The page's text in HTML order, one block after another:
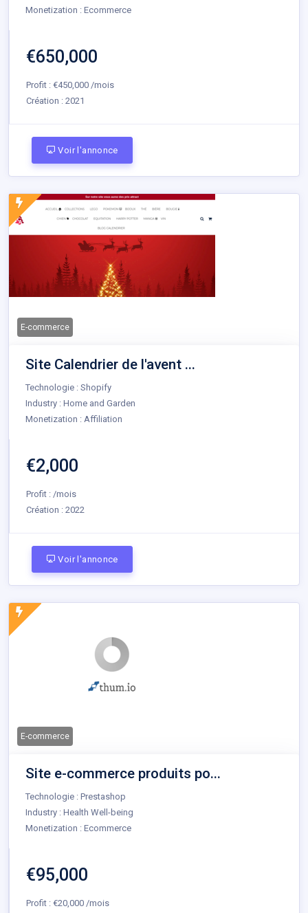
Monetization : Ecommerce
€650,000
Profit : €450,000 /mois
Création : 2021
Voir l'annonce
E-commerce
Site Calendrier de l'avent ...
Technologie : Shopify
Industry : Home and Garden
Monetization : Affiliation
€2,000
Profit : /mois
Création : 2022
Voir l'annonce
E-commerce
Site e-commerce produits po...
Technologie : Prestashop
Industry : Health Well-being
Monetization : Ecommerce
€95,000
Profit : €20,000 /mois